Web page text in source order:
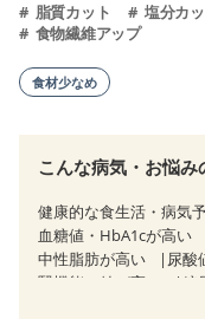
脂質カット 塩分カ
食物繊維アップ
食材少なめ
こんな病気・お悩
健康的な食生活・病気
血糖値・HbA1cが高い
中性脂肪が高い
尿酸
腎機能の値が高い
糖